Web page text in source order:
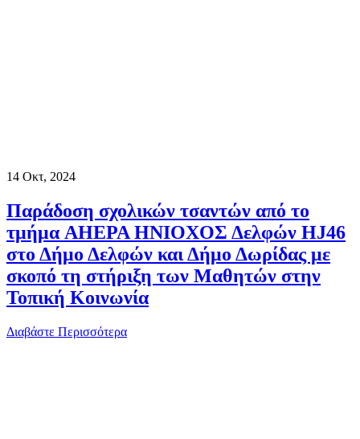
14 Οκτ, 2024
Παράδοση σχολικών τσαντών από το
τμήμα AHEPA ΗΝΙΟΧΟΣ Δελφών HJ46
στο Δήμο Δελφών και Δήμο Δωρίδας με
σκοπό τη στήριξη των Μαθητών στην
Τοπική Κοινωνία
Διαβάστε Περισσότερα